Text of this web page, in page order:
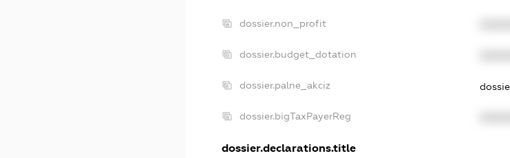
dossier.non_profit
dossier.budget_dotation
dossier.palne_akciz
dossier.bigTaxPayerReg
dossier.declarations.title